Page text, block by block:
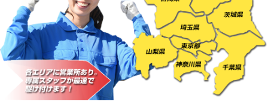
給水管工事※（ライニング鋼管・銅
管・ポリ管・HT管使用/3ｍまで)
44,000円
給水管工事※（ライニング鋼管・銅
管・ポリ管・HT管使用/3ｍ超え)
+8,800円
マス交換（土の掘削・埋め戻し作業）